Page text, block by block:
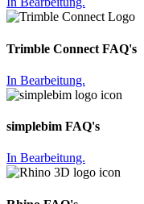
Trimble Connect FAQ's
In Bearbeitung.
simplebim FAQ's
In Bearbeitung.